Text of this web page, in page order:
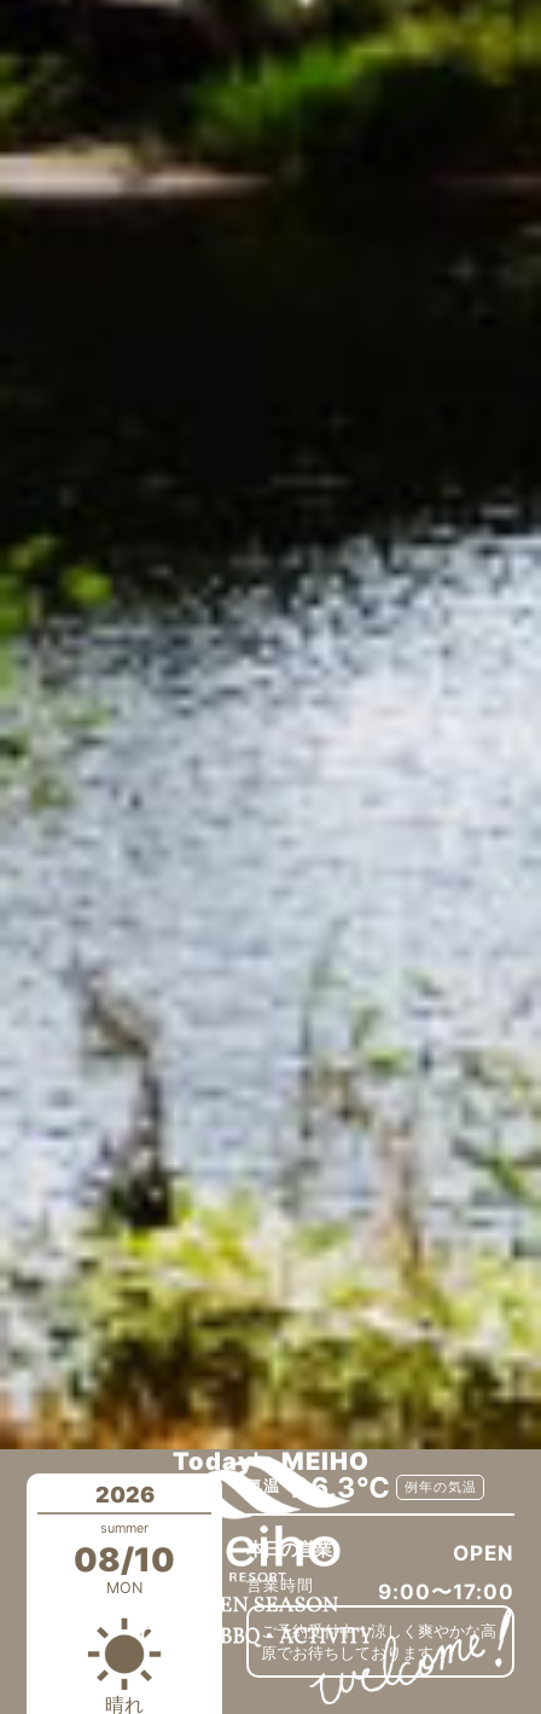
Today's MEIHO
2026
summer
08/10
MON
晴れ
気温 26.3℃ 例年の気温
本日の営業 OPEN
営業時間 9:00〜17:00
ご予約受付中！涼しく爽やかな高
原でお待ちしております！